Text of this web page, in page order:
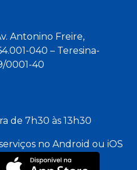
Antonino Freire,
040 – Teresina-
0001-40
de 7h30 às 13h30
no Android ou iOS